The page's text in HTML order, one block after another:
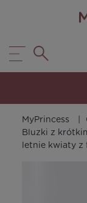
MyPrincess
Bluzki z
letnie kwiaty z